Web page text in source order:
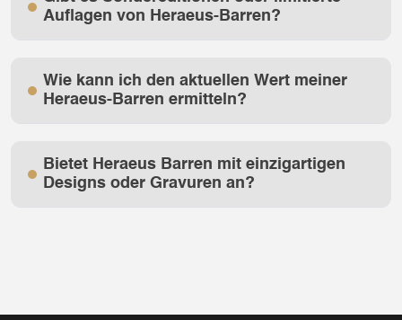
Auflagen von Heraeus-Barren?
Wie kann ich den aktuellen Wert meiner
Heraeus-Barren ermitteln?
Bietet Heraeus Barren mit einzigartigen
Designs oder Gravuren an?